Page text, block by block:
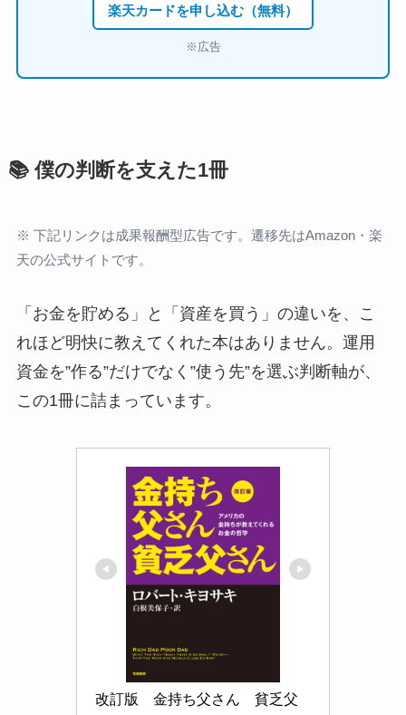
楽天カードを申し込む（無料）
※広告
📚 僕の判断を支えた1冊
※ 下記リンクは成果報酬型広告です。遷移先はAmazon・楽
天の公式サイトです。
「お金を貯める」と「資産を買う」の違いを、こ
れほど明快に教えてくれた本はありません。運用
資金を”作る”だけでなく”使う先”を選ぶ判断軸が、
この1冊に詰まっています。
改訂版　金持ち父さん　貧乏父